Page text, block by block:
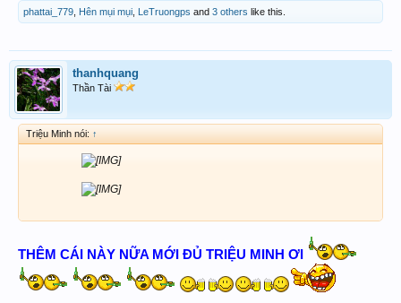
phattai_779 Hên mụi mụi LeTruongps and 3 others like this.
thanhquang
Thần Tài
Triệu Minh nói: ↑
THÊM CÁI NÀY NỮA MỚI ĐỦ TRIỆU MINH ƠI